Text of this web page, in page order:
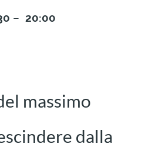
– 20:00
massimo
dalla